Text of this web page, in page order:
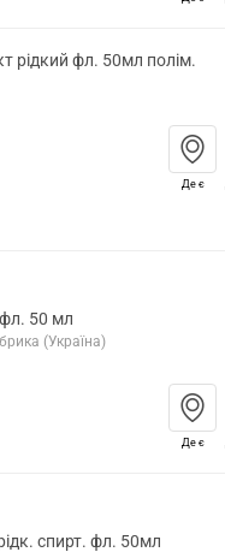
рідкий фл. 50мл полім.
Де є
50 мл
(Україна)
Де є
спирт. фл. 50мл